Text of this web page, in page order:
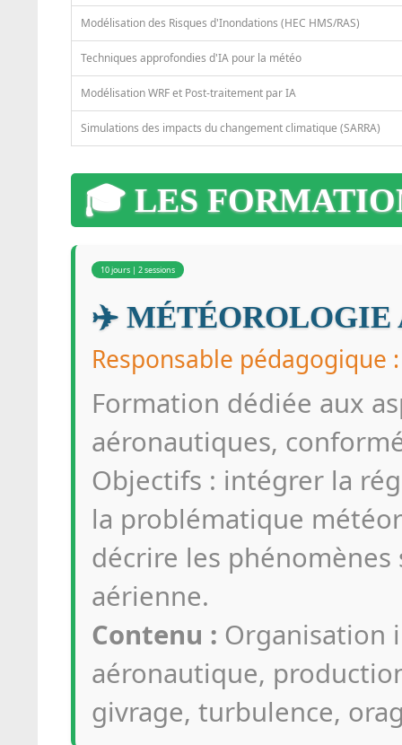
Modélisation des Risques d'Inondations (HEC HMS/RAS)
Techniques approfondies d'IA pour la météo
Modélisation WRF et Post-traitement par IA
Simulations des impacts du changement climatique (SARRA)
🎓 LES
10 jours | 2 sessions
✈️ MÉTÉOROLOGIE
Responsable pédagogique
Formation dédiée aux
aéronautiques,
Objectifs : intégrer la
la problématique
décrire les
aérienne.
Contenu : Organisation
aéronautique,
givrage, turbulence,